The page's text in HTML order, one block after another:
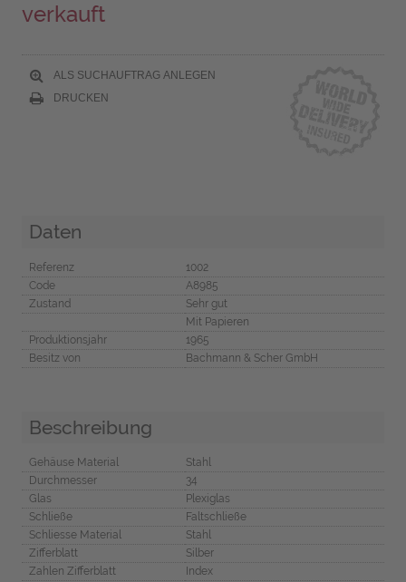
verkauft
ALS SUCHAUFTRAG ANLEGEN
DRUCKEN
Daten
Referenz
1002
Code
A8985
Zustand
Sehr gut
Mit Papieren
Produktionsjahr
1965
Besitz von
Bachmann & Scher GmbH
Beschreibung
Gehäuse Material
Stahl
Durchmesser
34
Glas
Plexiglas
Schließe
Faltschließe
Schliesse Material
Stahl
Zifferblatt
Silber
Zahlen Zifferblatt
Index